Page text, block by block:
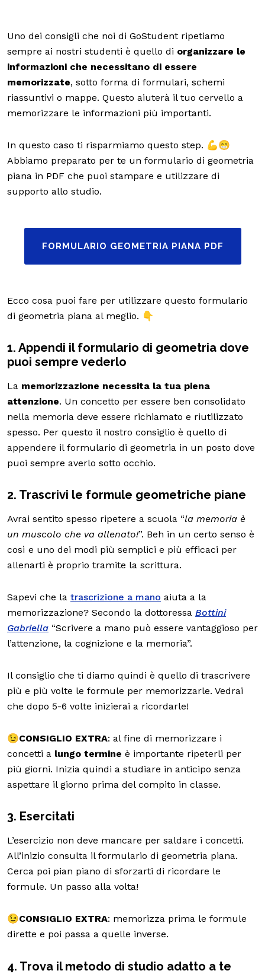
Uno dei consigli che noi di GoStudent ripetiamo
sempre ai nostri studenti è quello di organizzare le
informazioni che necessitano di essere
memorizzate, sotto forma di formulari, schemi
riassuntivi o mappe. Questo aiuterà il tuo cervello a
memorizzare le informazioni più importanti.
In questo caso ti risparmiamo questo step. 💪😁
Abbiamo preparato per te un formulario di geometria
piana in PDF che puoi stampare e utilizzare di
supporto allo studio.
FORMULARIO GEOMETRIA PIANA PDF
Ecco cosa puoi fare per utilizzare questo formulario
di geometria piana al meglio. 👇
1. Appendi il formulario di geometria dove
puoi sempre vederlo
La memorizzazione necessita la tua piena
attenzione. Un concetto per essere ben consolidato
nella memoria deve essere richiamato e riutilizzato
spesso. Per questo il nostro consiglio è quello di
appendere il formulario di geometria in un posto dove
puoi sempre averlo sotto occhio.
2. Trascrivi le formule geometriche piane
Avrai sentito spesso ripetere a scuola “la memoria è
un muscolo che va allenato!”. Beh in un certo senso è
così e uno dei modi più semplici e più efficaci per
allenarti è proprio tramite la scrittura.
Sapevi che la trascrizione a mano aiuta a la
memorizzazione? Secondo la dottoressa Bottini
Gabriella “Scrivere a mano può essere vantaggioso per
l’attenzione, la cognizione e la memoria”.
Il consiglio che ti diamo quindi è quello di trascrivere
più e più volte le formule per memorizzarle. Vedrai
che dopo 5-6 volte inizierai a ricordarle!
😉CONSIGLIO EXTRA: al fine di memorizzare i
concetti a lungo termine è importante ripeterli per
più giorni. Inizia quindi a studiare in anticipo senza
aspettare il giorno prima del compito in classe.
3. Esercitati
L’esercizio non deve mancare per saldare i concetti.
All’inizio consulta il formulario di geometria piana.
Cerca poi pian piano di sforzarti di ricordare le
formule. Un passo alla volta!
😉CONSIGLIO EXTRA: memorizza prima le formule
dirette e poi passa a quelle inverse.
4. Trova il metodo di studio adatto a te